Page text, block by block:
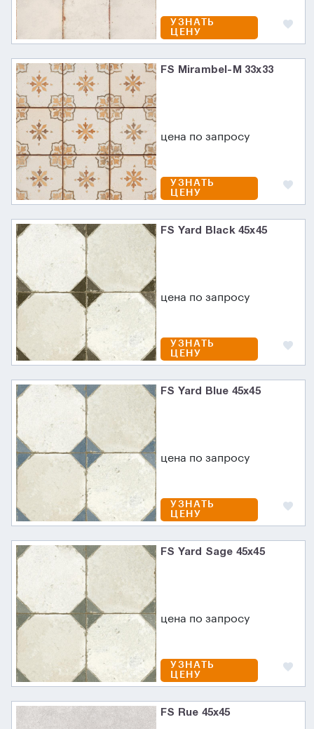
УЗНАТЬ
ЦЕНУ
FS Mirambel-M 33x33
цена по запросу
УЗНАТЬ
ЦЕНУ
FS Yard Black 45x45
цена по запросу
УЗНАТЬ
ЦЕНУ
FS Yard Blue 45x45
цена по запросу
УЗНАТЬ
ЦЕНУ
FS Yard Sage 45x45
цена по запросу
УЗНАТЬ
ЦЕНУ
FS Rue 45x45